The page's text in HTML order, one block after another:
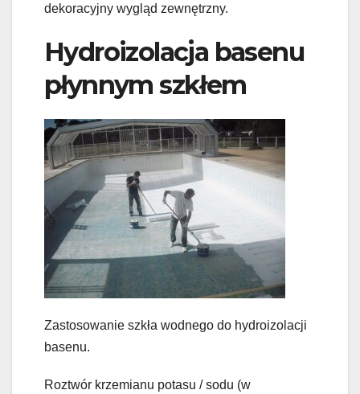
dekoracyjny wygląd zewnętrzny.
Hydroizolacja basenu
płynnym szkłem
Zastosowanie szkła wodnego do hydroizolacji
basenu.
Roztwór krzemianu potasu / sodu (w